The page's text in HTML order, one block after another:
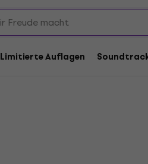
Limitierte Auflagen